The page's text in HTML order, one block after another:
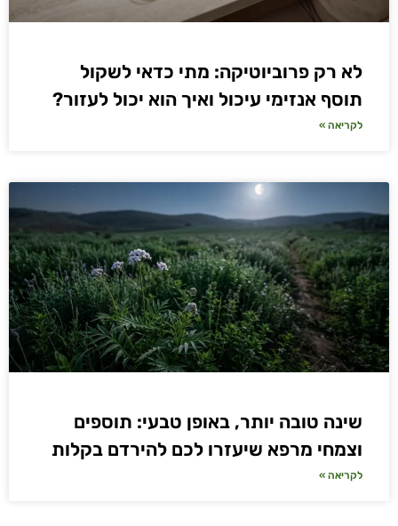
לא רק פרוביוטיקה: מתי כדאי לשקול
תוסף אנזימי עיכול ואיך הוא יכול לעזור?
לקריאה »
שינה טובה יותר, באופן טבעי: תוספים
וצמחי מרפא שיעזרו לכם להירדם בקלות
לקריאה »